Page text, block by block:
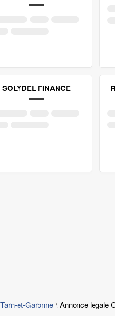
SOLYDEL FINANCE
Tarn-et-Garonne Annonce legale